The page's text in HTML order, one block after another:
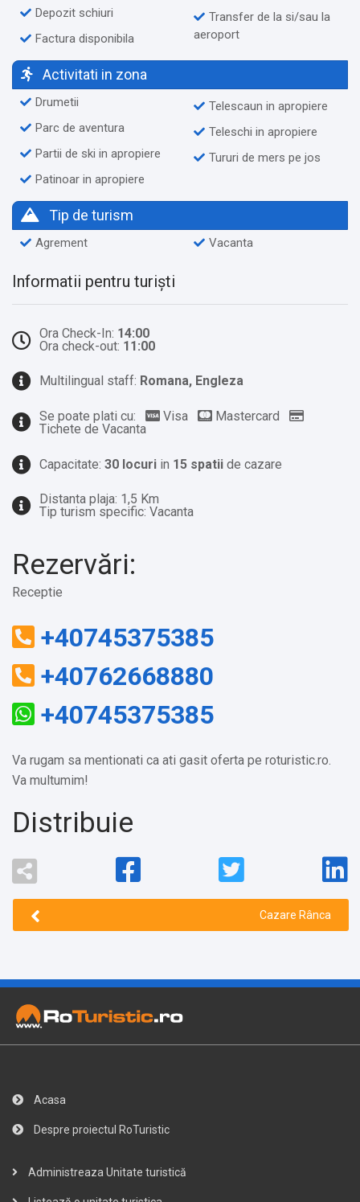
Depozit schiuri
Factura disponibila
Transfer de la si/sau la
aeroport
Activitati in zona
Drumetii
Parc de aventura
Partii de ski in apropiere
Patinoar in apropiere
Telescaun in apropiere
Teleschi in apropiere
Tururi de mers pe jos
Tip de turism
Agrement Vacanta
Informatii pentru turiști
Ora Check-In: 14:00
Ora check-out: 11:00
Multilingual staff: Romana, Engleza
Se poate plati cu: Visa
Mastercard
Tichete de Vacanta
Capacitate: 30 locuri in 15 spatii de cazare
Distanta plaja: 1,5 Km
Tip turism specific: Vacanta
Rezervări:
Receptie
+40745375385
+40762668880
+40745375385
Va rugam sa mentionati ca ati gasit oferta pe roturistic.ro.
Va multumim!
Distribuie
Cazare Rânca
Acasa
Despre proiectul RoTuristic
Administreaza Unitate turistică